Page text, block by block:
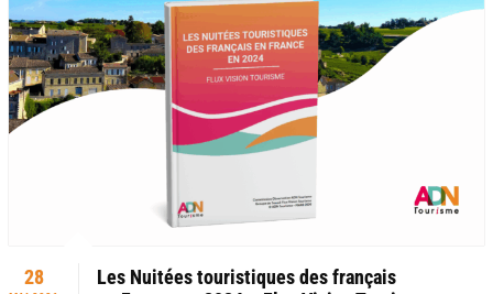
28
Les Nuitées touristiques des français